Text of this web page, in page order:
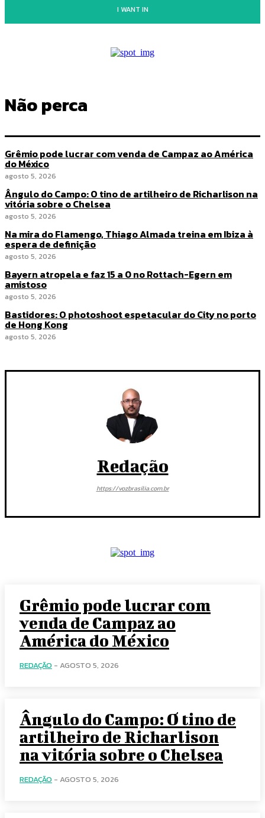
I WANT IN
Não perca
Grêmio pode lucrar com venda de Campaz ao América
do México
agosto 5, 2026
Ângulo do Campo: O tino de artilheiro de Richarlison na
vitória sobre o Chelsea
agosto 5, 2026
Na mira do Flamengo, Thiago Almada treina em Ibiza à
espera de definição
agosto 5, 2026
Bayern atropela e faz 15 a 0 no Rottach-Egern em
amistoso
agosto 5, 2026
Bastidores: O photoshoot espetacular do City no porto
de Hong Kong
agosto 5, 2026
Redação
https://vozbrasilia.com.br
Grêmio pode lucrar com
venda de Campaz ao
América do México
REDAÇÃO - AGOSTO 5, 2026
Ângulo do Campo: O tino de
artilheiro de Richarlison
na vitória sobre o Chelsea
REDAÇÃO - AGOSTO 5, 2026